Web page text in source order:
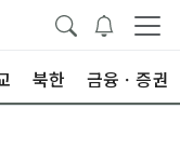
북한 금융ㆍ증권